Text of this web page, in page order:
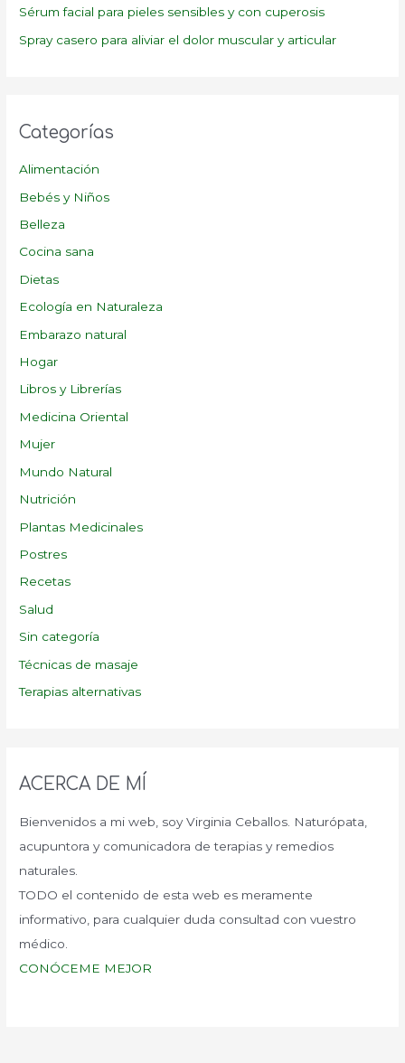
Sérum facial para pieles sensibles y con cuperosis
Spray casero para aliviar el dolor muscular y articular
Categorías
Alimentación
Bebés y Niños
Belleza
Cocina sana
Dietas
Ecología en Naturaleza
Embarazo natural
Hogar
Libros y Librerías
Medicina Oriental
Mujer
Mundo Natural
Nutrición
Plantas Medicinales
Postres
Recetas
Salud
Sin categoría
Técnicas de masaje
Terapias alternativas
ACERCA DE MÍ
Bienvenidos a mi web, soy Virginia Ceballos. Naturópata,
acupuntora y comunicadora de terapias y remedios
naturales.
TODO el contenido de esta web es meramente
informativo, para cualquier duda consultad con vuestro
médico.
CONÓCEME MEJOR